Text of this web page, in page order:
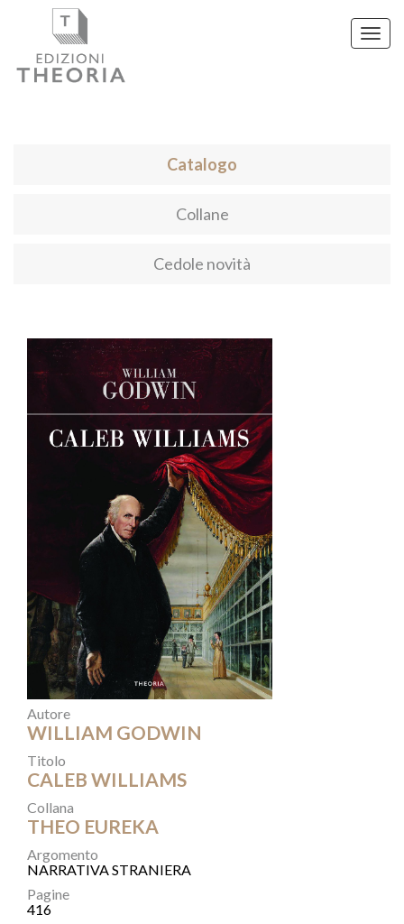
Catalogo
Collane
Cedole novità
Autore
WILLIAM GODWIN
Titolo
CALEB WILLIAMS
Collana
THEO EUREKA
Argomento
NARRATIVA STRANIERA
Pagine
416